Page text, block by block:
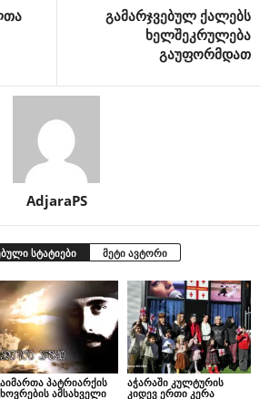
გამარჯვებულ ქალებს
ხელშეკრულება
გაუფორმდათ
AdjaraPS
სტატიები მეტი ავტორი
პატრიარქის
ამსახველი
აჭარაში კულტურის
კიდევ ერთი კერა